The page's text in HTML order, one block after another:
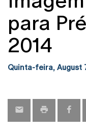
para
2014
Quinta-feira, August